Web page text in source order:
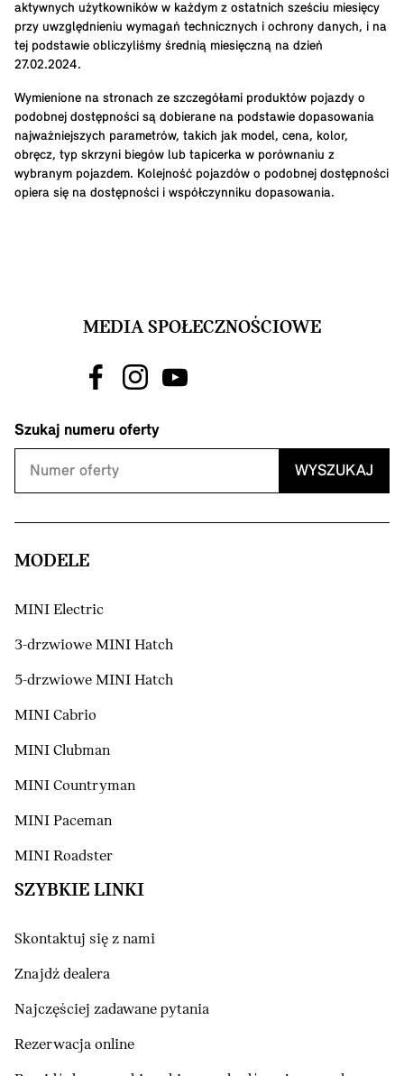
aktywnych użytkowników w każdym z ostatnich sześciu miesięcy
przy uwzględnieniu wymagań technicznych i ochrony danych, i na
tej podstawie obliczyliśmy średnią miesięczną na dzień
27.02.2024.
Wymienione na stronach ze szczegółami produktów pojazdy o
podobnej dostępności są dobierane na podstawie dopasowania
najważniejszych parametrów, takich jak model, cena, kolor,
obręcz, typ skrzyni biegów lub tapicerka w porównaniu z
wybranym pojazdem. Kolejność pojazdów o podobnej dostępności
opiera się na dostępności i współczynniku dopasowania.
MEDIA SPOŁECZNOŚCIOWE
Szukaj numeru oferty
WYSZUKAJ
MODELE
MINI Electric
3-drzwiowe MINI Hatch
5-drzwiowe MINI Hatch
MINI Cabrio
MINI Clubman
MINI Countryman
MINI Paceman
MINI Roadster
SZYBKIE LINKI
Skontaktuj się z nami
Znajdź dealera
Najczęściej zadawane pytania
Rezerwacja online